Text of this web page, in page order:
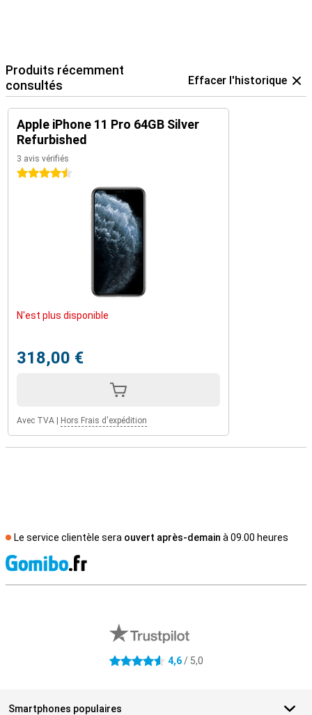
Produits récemment
consultés
Effacer l'historique
Apple iPhone 11 Pro 64GB Silver
Refurbished
3 avis vérifiés
4.5 étoiles
N'est plus disponible
318,00 €
Avec TVA Hors Frais d'expédition
Le service clientèle sera ouvert après-demain à 09.00 heures
4.6 étoiles 4,6/ 5,0
Smartphones populaires